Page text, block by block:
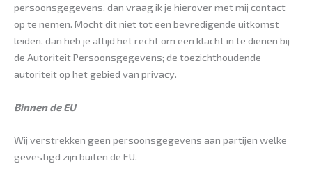
persoonsgegevens, dan vraag ik je hierover met mij contact
op te nemen. Mocht dit niet tot een bevredigende uitkomst
leiden, dan heb je altijd het recht om een klacht in te dienen bij
de Autoriteit Persoonsgegevens; de toezichthoudende
autoriteit op het gebied van privacy.
Binnen de EU
Wij verstrekken geen persoonsgegevens aan partijen welke
gevestigd zijn buiten de EU.